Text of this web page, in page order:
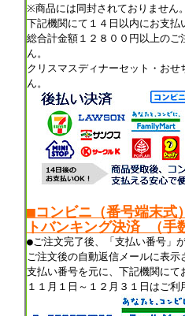
※商品には同封されておりません
下記機関にて１４日以内にお支払
総合計金額１２８００円以上のご
ん。
クリスマスディナーセット・おせ
ん。
■コンビニ（番号端末式
トバンキング決済 （手
●ご注文完了後、「支払い番号」
ご注文後の自動返信メールに表示
支払い番号を元に、下記機関にて
１１月１日～１２月３１日はご利